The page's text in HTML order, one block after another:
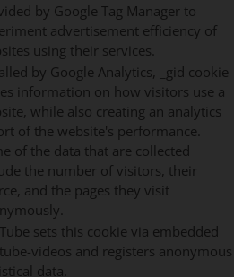
by Google Tag Manager to
advertisement efficiency of
using their services.
by Google Analytics, _gid cookie
information on how visitors use a
while also creating an analytics
of the website's performance.
of the data that are collected
the number of visitors, their
and the pages they visit
sets this cookie via embedded
videos and registers anonymous
data.